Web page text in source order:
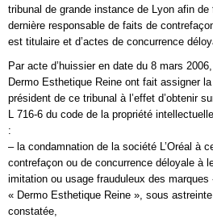
tribunal de grande instance de Lyon afin
dernière responsable de faits de
est titulaire et d’actes de concurrence
Par acte d’huissier en date du 8 mars
Dermo Esthetique Reine ont fait assigner
président de ce tribunal à l’effet d’obtenir
L 716-6 du code de la propriété
:
– la condamnation de la société L’Oréal à
contrefaçon ou de concurrence déloyale à
imitation ou usage frauduleux des
« Dermo Esthetique Reine », sous
constatée,